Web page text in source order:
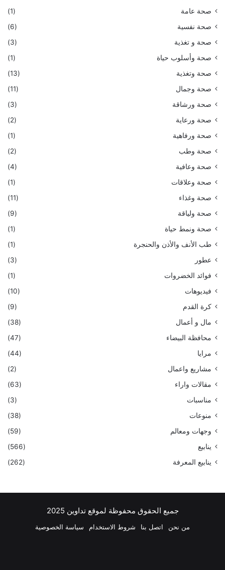
صحة عامة
(1)
صحة نفسية
(6)
صحة و تغذية
(3)
صحة وأسلوب حياة
(1)
صحة وتغذية
(13)
صحة وجمال
(11)
صحة ورشاقة
(3)
صحة ورعاية
(2)
صحة ورفاهية
(1)
صحة وطب
(2)
صحة وعافية
(4)
صحة وعلاقات
(1)
صحة وغذاء
(11)
صحة ولياقة
(9)
صحة ونمط حياة
(1)
طب الأنف والأذن والحنجرة
(1)
عطور
(3)
فوائد الخضروات
(1)
فيديوهات
(10)
كرة القدم
(9)
مال و أعمال
(38)
محافظة البيضاء
(47)
مرايا
(44)
مشاريع واعمال
(2)
مقالات واراء
(63)
مناسبات
(3)
منوعات
(38)
وجهات ومعالم
(59)
ينابيع
(566)
ينابيع المعرفة
(262)
جميع الحقوق محفوظة لموقع تداوين 2025
من نحن اتصل بنا شروط الاستخدام سياسة الخصوصية